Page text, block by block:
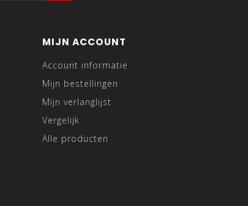
MIJN ACCOUNT
Account informatie
Mijn bestellingen
Mijn verlanglijst
Vergelijk
Alle producten